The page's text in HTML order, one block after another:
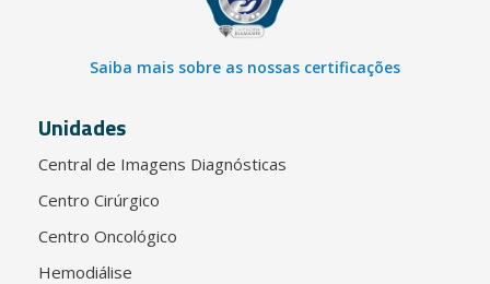
Saiba mais sobre as nossas certificações
Unidades
Central de Imagens Diagnósticas
Centro Cirúrgico
Centro Oncológico
Hemodiálise